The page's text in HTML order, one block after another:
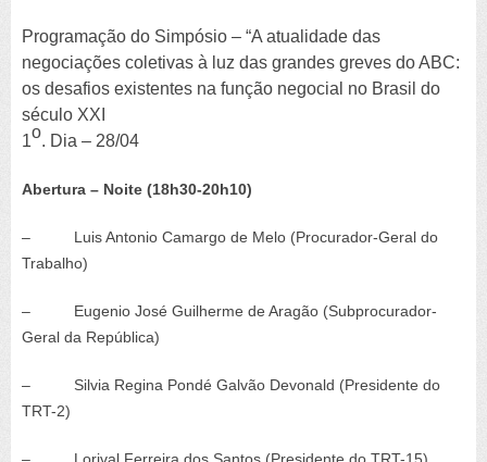
Programação do Simpósio – “A atualidade das
negociações coletivas à luz das grandes greves do ABC:
os desafios existentes na função negocial no Brasil do
século XXI
1o. Dia – 28/04
Abertura – Noite (18h30-20h10)
– Luis Antonio Camargo de Melo (Procurador-Geral do
Trabalho)
– Eugenio José Guilherme de Aragão (Subprocurador-
Geral da República)
– Silvia Regina Pondé Galvão Devonald (Presidente do
TRT-2)
– Lorival Ferreira dos Santos (Presidente do TRT-15)